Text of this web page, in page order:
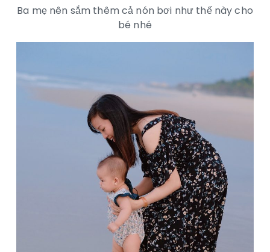
Ba mẹ nên sắm thêm cả nón bơi như thế này cho
bé nhé